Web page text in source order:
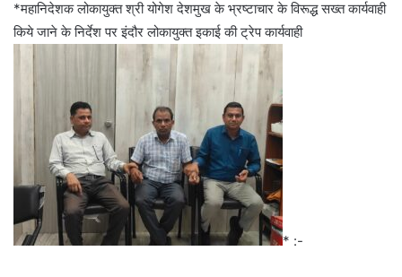
*महानिदेशक लोकायुक्त श्री योगेश देशमुख के भ्रष्टाचार के विरूद्ध सख्त कार्यवाही
किये जाने के निर्देश पर इंदौर लोकायुक्त इकाई की ट्रेप कार्यवाही
* :-